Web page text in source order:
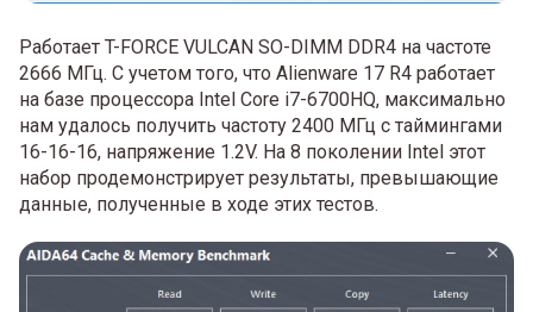
Работает T-FORCE VULCAN SO-DIMM DDR4 на частоте
2666 МГц. С учетом того, что Alienware 17 R4 работает
на базе процессора Intel Core i7-6700HQ, максимально
нам удалось получить частоту 2400 МГц с таймингами
16-16-16, напряжение 1.2V. На 8 поколении Intel этот
набор продемонстрирует результаты, превышающие
данные, полученные в ходе этих тестов.